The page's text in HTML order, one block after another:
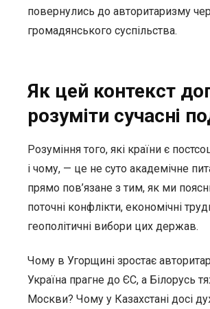
повернулись до авторитаризму
громадянського суспільства.
Як цей контекст
розуміти сучасні
Розуміння того, які країни є
і чому, — це не суто академічне
прямо пов’язане з тим, як ми
поточні конфлікти, економічні
геополітичні вибори цих держав.
Чому в Угорщині зростає
Україна прагне до ЄС, а Білорусь
Москви? Чому у Казахстані досі